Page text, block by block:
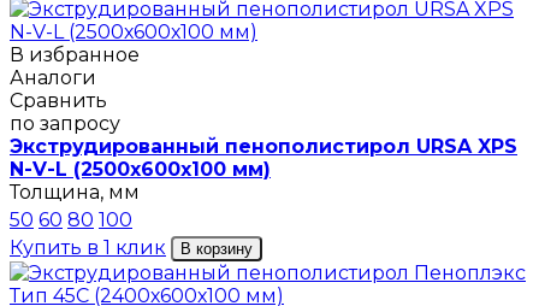
В избранное
Аналоги
Сравнить
по запросу
Экструдированный пенополистирол URSA XPS
N-V-L (2500х600х100 мм)
Толщина, мм
50 60 80 100
Купить в 1 клик
В корзину